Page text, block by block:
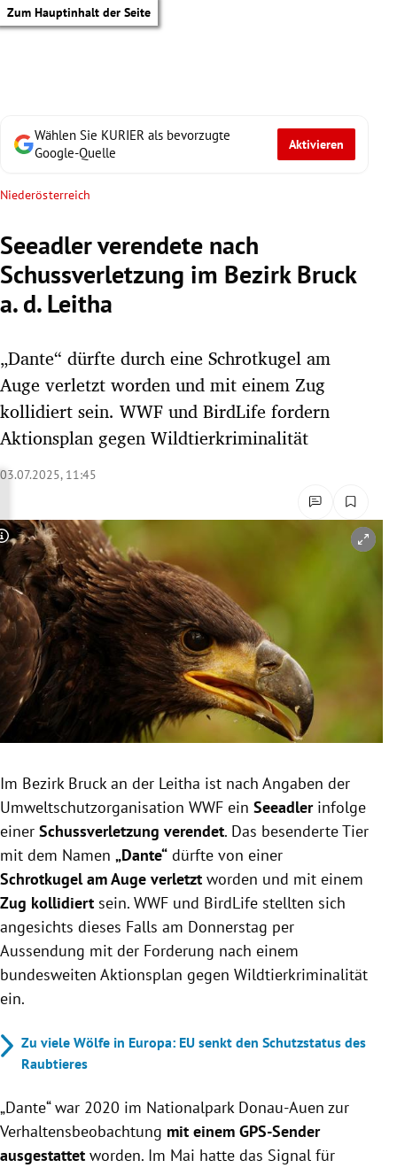
Zum Hauptinhalt der Seite
Untermenü
Untermenü
Untermenü
Untermenü
Untermenü
Untermenü
Untermenü
Wählen Sie KURIER als bevorzugte
Google-Quelle
Aktivieren
Niederösterreich
Seeadler verendete nach
Schussverletzung im Bezirk Bruck
a. d. Leitha
„Dante“ dürfte durch eine Schrotkugel am
Auge verletzt worden und mit einem Zug
kollidiert sein. WWF und BirdLife fordern
Aktionsplan gegen Wildtierkriminalität
03.07.2025, 11:45
Copyright-Hinweis öffnen/schließen
Im Bezirk Bruck an der Leitha ist nach Angaben der
Umweltschutzorganisation WWF ein Seeadler infolge
einer Schussverletzung verendet. Das besenderte Tier
mit dem Namen „Dante“ dürfte von einer
Schrotkugel am Auge verletzt worden und mit einem
Zug kollidiert sein. WWF und BirdLife stellten sich
angesichts dieses Falls am Donnerstag per
Aussendung mit der Forderung nach einem
bundesweiten Aktionsplan gegen Wildtierkriminalität
ein.
Zu viele Wölfe in Europa: EU senkt den Schutzstatus des
Raubtieres
„Dante“ war 2020 im Nationalpark Donau-Auen zur
Verhaltensbeobachtung mit einem GPS-Sender
ausgestattet worden. Im Mai hatte das Signal für